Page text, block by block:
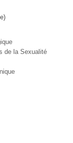
de la Sexualité